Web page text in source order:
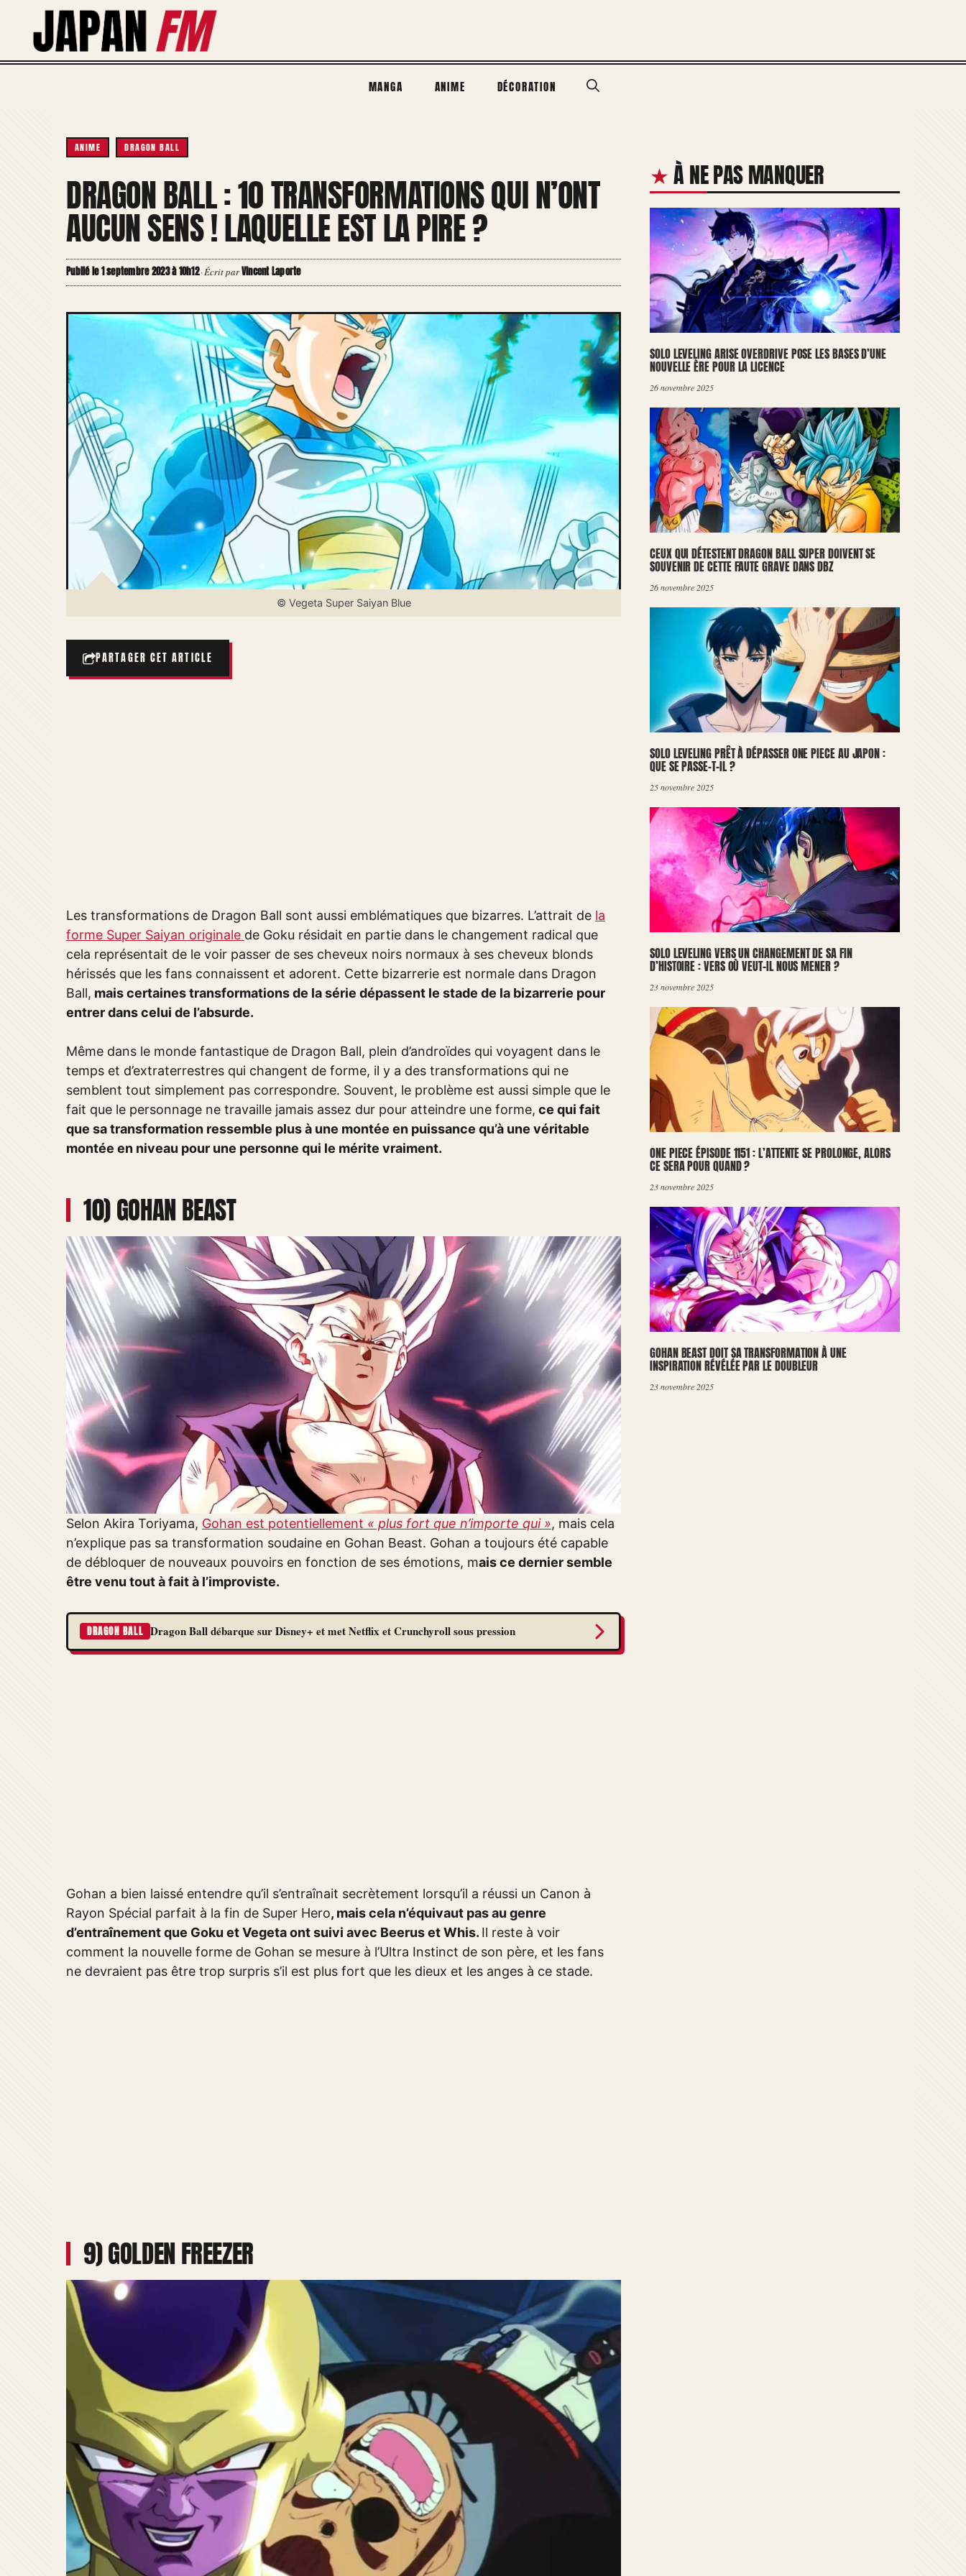
contenu
MANGA ANIME DÉCORATION
ANIME DRAGON BALL
DRAGON BALL : 10 TRANSFORMATIONS QUI N’ONT
AUCUN SENS ! LAQUELLE EST LA PIRE ?
Publié le 1 septembre 2023 à 10h12·Écrit parVincent Laporte
© Vegeta Super Saiyan Blue
PARTAGER CET ARTICLE
Les transformations de Dragon Ball sont aussi emblématiques que bizarres. L’attrait de la
forme Super Saiyan originale de Goku résidait en partie dans le changement radical que
cela représentait de le voir passer de ses cheveux noirs normaux à ses cheveux blonds
hérissés que les fans connaissent et adorent. Cette bizarrerie est normale dans Dragon
Ball, mais certaines transformations de la série dépassent le stade de la bizarrerie pour
entrer dans celui de l’absurde.
Même dans le monde fantastique de Dragon Ball, plein d’androïdes qui voyagent dans le
temps et d’extraterrestres qui changent de forme, il y a des transformations qui ne
semblent tout simplement pas correspondre. Souvent, le problème est aussi simple que le
fait que le personnage ne travaille jamais assez dur pour atteindre une forme, ce qui fait
que sa transformation ressemble plus à une montée en puissance qu’à une véritable
montée en niveau pour une personne qui le mérite vraiment.
10) GOHAN BEAST
Selon Akira Toriyama, Gohan est potentiellement « plus fort que n’importe qui », mais cela
n’explique pas sa transformation soudaine en Gohan Beast. Gohan a toujours été capable
de débloquer de nouveaux pouvoirs en fonction de ses émotions, mais ce dernier semble
être venu tout à fait à l’improviste.
DRAGON BALL Dragon Ball débarque sur Disney+ et met Netflix et Crunchyroll sous pression
Gohan a bien laissé entendre qu’il s’entraînait secrètement lorsqu’il a réussi un Canon à
Rayon Spécial parfait à la fin de Super Hero, mais cela n’équivaut pas au genre
d’entraînement que Goku et Vegeta ont suivi avec Beerus et Whis. Il reste à voir
comment la nouvelle forme de Gohan se mesure à l’Ultra Instinct de son père, et les fans
ne devraient pas être trop surpris s’il est plus fort que les dieux et les anges à ce stade.
9) GOLDEN FREEZER
À NE PAS MANQUER
SOLO LEVELING ARISE OVERDRIVE POSE LES BASES D’UNE
NOUVELLE ÈRE POUR LA LICENCE
26 novembre 2025
CEUX QUI DÉTESTENT DRAGON BALL SUPER DOIVENT SE
SOUVENIR DE CETTE FAUTE GRAVE DANS DBZ
26 novembre 2025
SOLO LEVELING PRÊT À DÉPASSER ONE PIECE AU JAPON :
QUE SE PASSE-T-IL ?
25 novembre 2025
SOLO LEVELING VERS UN CHANGEMENT DE SA FIN
D’HISTOIRE : VERS OÙ VEUT-IL NOUS MENER ?
23 novembre 2025
ONE PIECE ÉPISODE 1151 : L’ATTENTE SE PROLONGE, ALORS
CE SERA POUR QUAND ?
23 novembre 2025
GOHAN BEAST DOIT SA TRANSFORMATION À UNE
INSPIRATION RÉVÉLÉE PAR LE DOUBLEUR
23 novembre 2025